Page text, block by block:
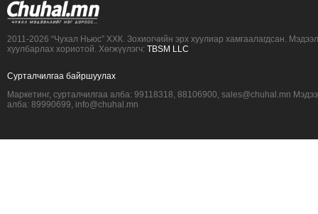
2011-2026 “Чухал Ньюс” ХХК. Зохиогчийн эрх хуулиар хамгаалагдсан.
хуулбарлах хориотой. Хөгжүүлэгч: TBSM LLC
Сурталчилгаа байршуулах
Маркетинг, сурталчилгаа алба: 99118318, 88106900, sales@chuhal.mn
алба: 89990699, info@chuhal.mn